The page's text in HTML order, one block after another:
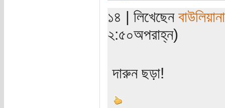
১৪ | লিখেছেন বাউলিয়ানা
২:৫০অপরাহ্ন)
দারুন ছড়া!